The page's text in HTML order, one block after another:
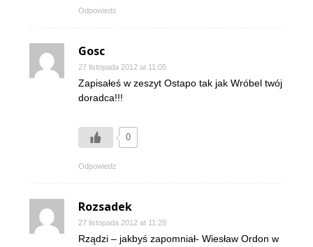
Odpowiedz
Gosc
27 listopada 2012 at 11:05
Zapisałeś w zeszyt Ostapo tak jak Wróbel twój
doradca!!!
0
Odpowiedz
Rozsadek
27 listopada 2012 at 11:28
Rządzi – jakbyś zapomniał- Wiesław Ordon w